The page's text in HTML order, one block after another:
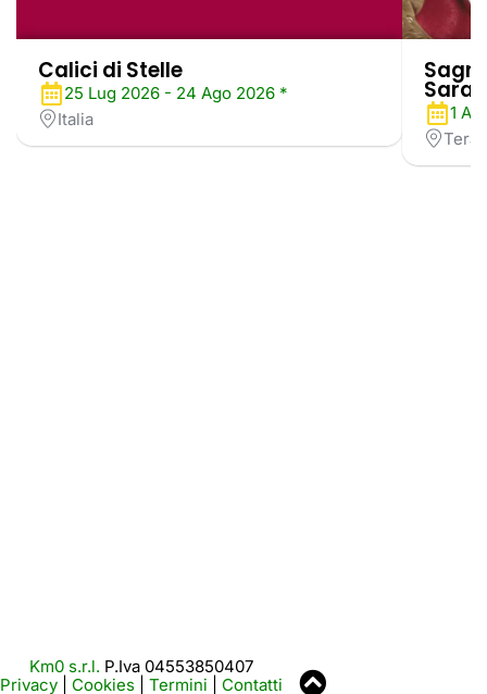
Calici di Stelle
25 Lug 2026 - 24 Ago 2026 *
Italia
1
Km0 s.r.l. P.Iva 04553850407
Privacy
Cookies Termini Contatti